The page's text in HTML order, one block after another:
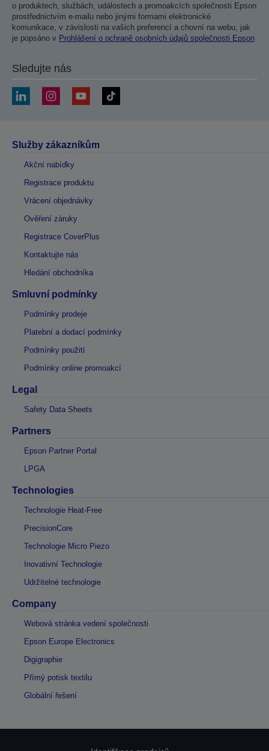
o produktech, službách, událostech a promoakcích společnosti Epson
prostřednictvím e-mailu nebo jinými formami elektronické
komunikace, v závislosti na vašich preferencí a chovní na webu, jak
je popsáno v Prohlášení o ochraně osobních údajů společnosti Epson
Sledujte nás
Služby zákazníkům
Akční nabídky
Registrace produktu
Vrácení objednávky
Ověření záruky
Registrace CoverPlus
Kontaktujte nás
Hledání obchodníka
Smluvní podmínky
Podmínky prodeje
Platební a dodací podmínky
Podmínky použití
Podmínky online promoakcí
Legal
Safety Data Sheets
Partners
Epson Partner Portal
LPGA
Technologies
Technologie Heat-Free
PrecisionCore
Technologie Micro Piezo
Inovativní Technologie
Udržitelné technologie
Company
Webová stránka vedení společnosti
Epson Europe Electronics
Digigraphie
Přímý potisk textilu
Globální řešení